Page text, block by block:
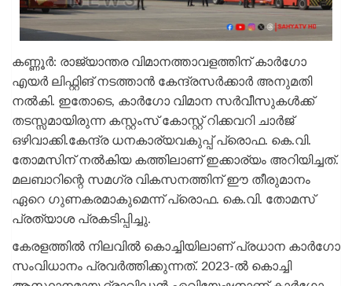
കണ്ണൂർ: രാജ്യാന്തര വിമാനത്താവളത്തിന് കാർഗോ
എയർ ലിഫ്റ്റിങ് നടത്താൻ കേന്ദ്രസർക്കാർ അനുമതി
നല്‍കി. ഇതോടെ, കാർഗോ വിമാന സർവീസുകള്‍ക്ക്
തടസ്സമായിരുന്ന കസ്റ്റംസ് കോസ്റ്റ് റിക്കവറി ചാർജ്
ഒഴിവാക്കി.കേന്ദ്ര ധനകാര്യവകുപ്പ് പ്രൊഫ. കെ.വി.
തോമസിന് നല്‍കിയ കത്തിലാണ് ഇക്കാര്യം അറിയിച്ചത്.
മലബാറിന്റെ സമഗ്ര വികസനത്തിന് ഈ തീരുമാനം
ഏറെ ഗുണകരമാകുമെന്ന് പ്രൊഫ. കെ.വി. തോമസ്
പ്രത്യാശ പ്രകടിപ്പിച്ചു.
കേരളത്തില്‍ നിലവില്‍ കൊച്ചിയിലാണ് പ്രധാന കാർഗോ
സംവിധാനം പ്രവർത്തിക്കുന്നത്. 2023-ല്‍ കൊച്ചി